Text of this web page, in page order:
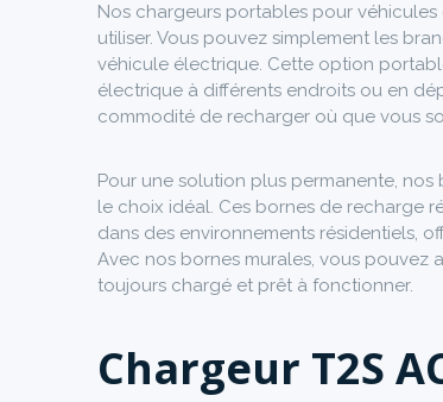
Nos chargeurs portables pour
utiliser. Vous pouvez simplement les
véhicule électrique. Cette option
électrique à différents endroits ou en
commodité de recharger où que vous
Pour une solution plus permanente,
le choix idéal. Ces bornes de recharge
dans des environnements résidentiels,
Avec nos bornes murales, vous pouvez
toujours chargé et prêt à fonctionner.
Chargeur T2S